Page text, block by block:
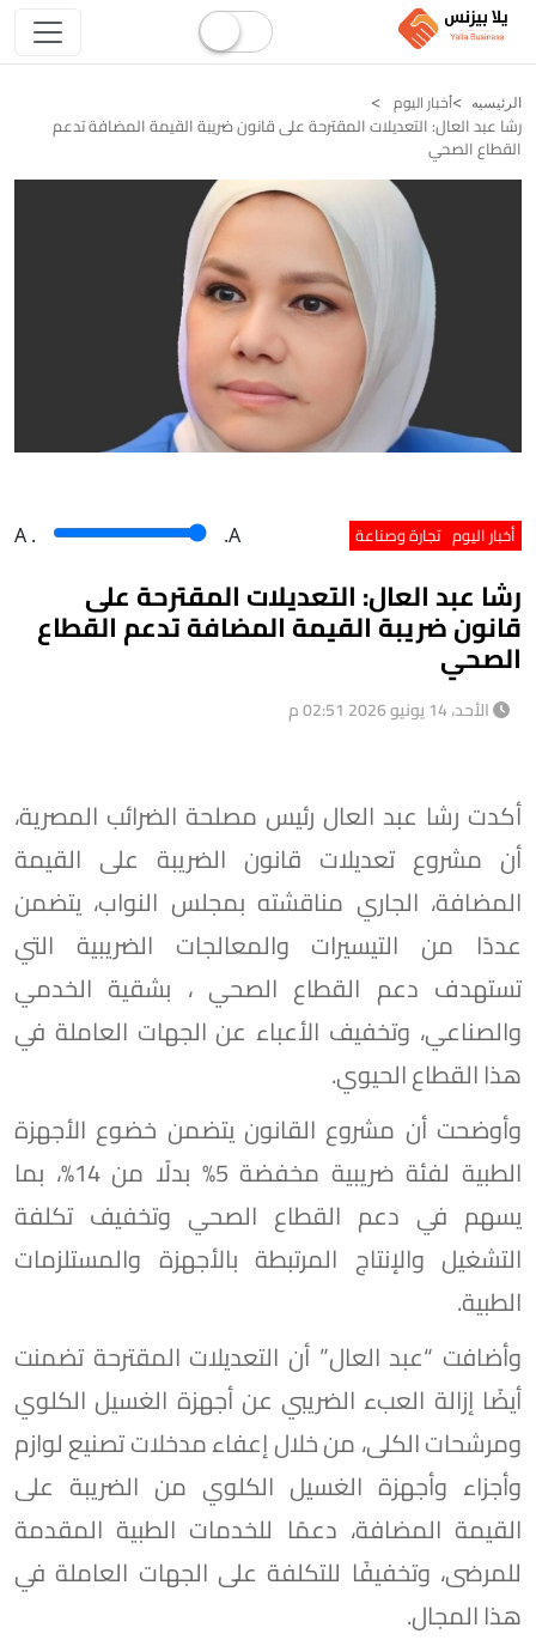
الرئيسيه أخبار اليوم
رشا عبد العال: التعديلات المقترحة على قانون ضريبة القيمة المضافة تدعم
القطاع الصحي
أخبار اليوم تجارة وصناعة A . .A
رشا عبد العال: التعديلات المقترحة على
قانون ضريبة القيمة المضافة تدعم القطاع
الصحي
الأحد، 14 يونيو 2026 02:51 م
أكدت رشا عبد العال رئيس مصلحة الضرائب المصرية،
أن مشروع تعديلات قانون الضريبة على القيمة
المضافة، الجاري مناقشته بمجلس النواب، يتضمن
عددًا من التيسيرات والمعالجات الضريبية التي
تستهدف دعم القطاع الصحي ، بشقية الخدمي
والصناعي، وتخفيف الأعباء عن الجهات العاملة في
هذا القطاع الحيوي.
وأوضحت أن مشروع القانون يتضمن خضوع الأجهزة
الطبية لفئة ضريبية مخفضة 5% بدلًا من 14%، بما
يسهم في دعم القطاع الصحي وتخفيف تكلفة
التشغيل والإنتاج المرتبطة بالأجهزة والمستلزمات
الطبية.
وأضافت “عبد العال” أن التعديلات المقترحة تضمنت
أيضًا إزالة العبء الضريبي عن أجهزة الغسيل الكلوي
ومرشحات الكلى، من خلال إعفاء مدخلات تصنيع لوازم
وأجزاء وأجهزة الغسيل الكلوي من الضريبة على
القيمة المضافة، دعمًا للخدمات الطبية المقدمة
للمرضى، وتخفيفًا للتكلفة على الجهات العاملة في
هذا المجال.